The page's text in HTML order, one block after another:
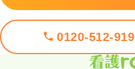
0120-512-919